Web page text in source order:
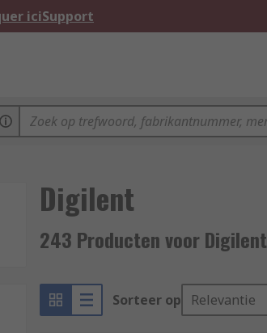
iciSupport
Digilent
243 Producten voor Digilent
Sorteer op Relevantie